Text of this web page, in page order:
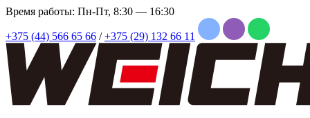
Время работы: Пн-Пт, 8:30 — 16:30
+375 (44) 566 65 66 / +375 (29) 132 66 11